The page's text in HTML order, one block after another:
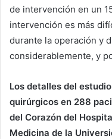
de intervención en un
intervención es más
durante la operación y
considerablemente, y
Los detalles del
quirúrgicos en 288
del Corazón del
Medicina de la